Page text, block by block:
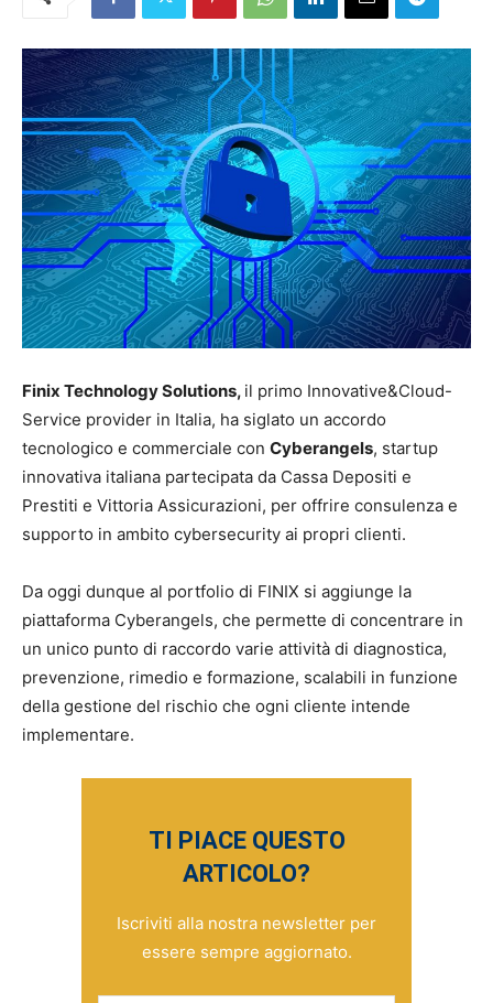
Finix Technology Solutions, il primo Innovative&Cloud-
Service provider in Italia, ha siglato un accordo
tecnologico e commerciale con Cyberangels, startup
innovativa italiana partecipata da Cassa Depositi e
Prestiti e Vittoria Assicurazioni, per offrire consulenza e
supporto in ambito cybersecurity ai propri clienti.
Da oggi dunque al portfolio di FINIX si aggiunge la
piattaforma Cyberangels, che permette di concentrare in
un unico punto di raccordo varie attività di diagnostica,
prevenzione, rimedio e formazione, scalabili in funzione
della gestione del rischio che ogni cliente intende
implementare.
TI PIACE QUESTO
ARTICOLO?
Iscriviti alla nostra newsletter per
essere sempre aggiornato.